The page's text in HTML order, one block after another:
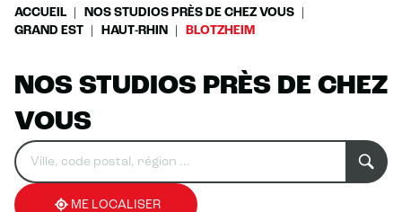
ACCUEIL
NOS STUDIOS PRÈS DE CHEZ VOUS
GRAND EST
HAUT-RHIN BLOTZHEIM
NOS STUDIOS PRÈS DE CHEZ
VOUS
Rechercher
un
établissement
Veuillez
renseigner
une
adresse
0
résultat(s)
trouvé(s)
ME LOCALISER